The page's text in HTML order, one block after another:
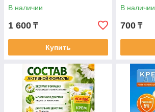
В наличии
1 600 ₸
Купить
В наличии
700 ₸